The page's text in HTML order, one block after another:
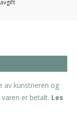
av kunstneren og
er betalt. Les